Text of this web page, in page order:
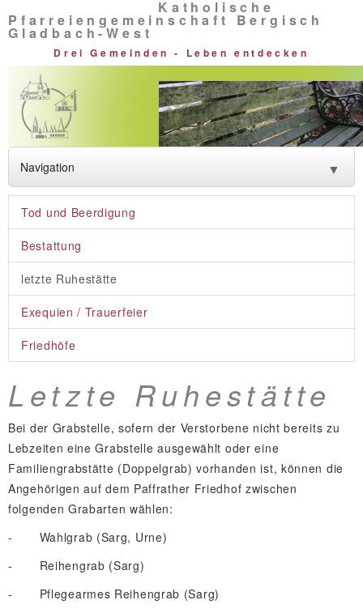
Katholische
Pfarreiengemeinschaft Bergisch
Gladbach-West
Drei Gemeinden - Leben entdecken
Navigation ▼
Glauben entdecken
Lebendige Vielfalt
Rat und Hilfe
Über uns
Tod und Beerdigung
Bestattung
letzte Ruhestätte
Exequien / Trauerfeier
Friedhöfe
Letzte Ruhestätte
Bei der Grabstelle, sofern der Verstorbene nicht bereits zu
Lebzeiten eine Grabstelle ausgewählt oder eine
Familiengrabstätte (Doppelgrab) vorhanden ist, können die
Angehörigen auf dem Paffrather Friedhof zwischen
folgenden Grabarten wählen:
-
Wahlgrab (Sarg, Urne)
-
Reihengrab (Sarg)
-
Pflegearmes Reihengrab (Sarg)